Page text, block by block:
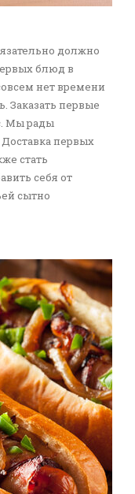
должно
блюд в
нет времени
Заказать первые
Мы рады
первых
стать
себя от
сытно
- идеальное